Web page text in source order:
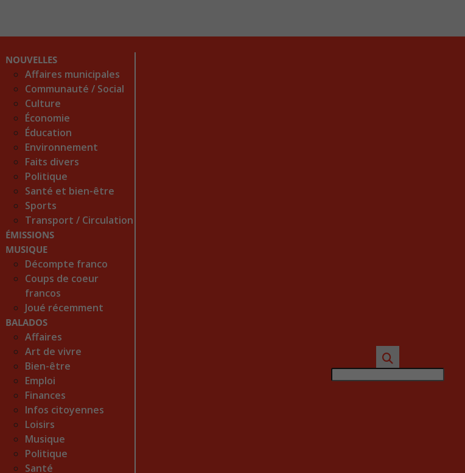
NOUVELLES
Affaires municipales
Communauté / Social
Culture
Économie
Éducation
Environnement
Faits divers
Politique
Santé et bien-être
Sports
Transport / Circulation
ÉMISSIONS
MUSIQUE
Décompte franco
Coups de coeur
francos
Joué récemment
BALADOS
Affaires
Art de vivre
Bien-être
Emploi
Finances
Infos citoyennes
Loisirs
Musique
Politique
Santé